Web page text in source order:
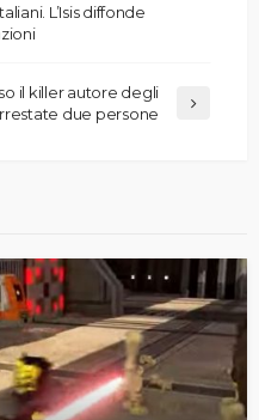
L’Isis diffonde
il killer autore degli
due persone